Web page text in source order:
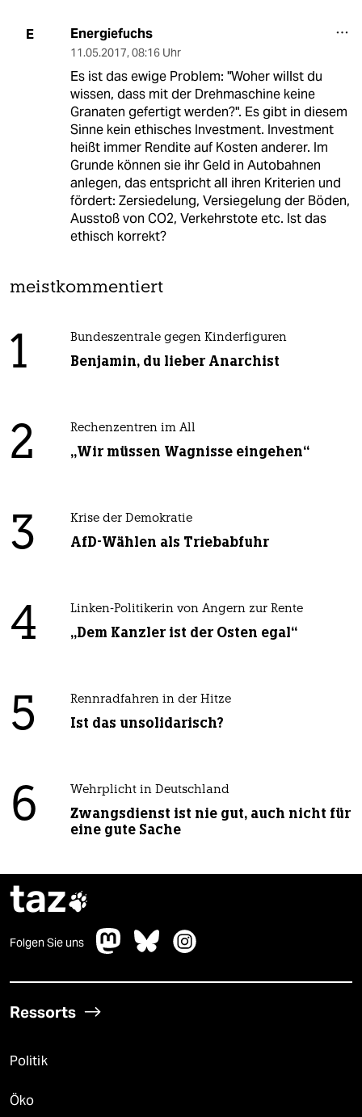
E Energiefuchs
11.05.2017, 08:16 Uhr
Es ist das ewige Problem: "Woher willst du
wissen, dass mit der Drehmaschine keine
Granaten gefertigt werden?". Es gibt in diesem
Sinne kein ethisches Investment. Investment
heißt immer Rendite auf Kosten anderer. Im
Grunde können sie ihr Geld in Autobahnen
anlegen, das entspricht all ihren Kriterien und
fördert: Zersiedelung, Versiegelung der Böden,
Ausstoß von CO2, Verkehrstote etc. Ist das
ethisch korrekt?
meistkommentiert
1 Bundeszentrale gegen Kinderfiguren
Benjamin, du lieber Anarchist
2 Rechenzentren im All
„Wir müssen Wagnisse eingehen“
3 Krise der Demokratie
AfD-Wählen als Triebabfuhr
4 Linken-Politikerin von Angern zur Rente
„Dem Kanzler ist der Osten egal“
5 Rennradfahren in der Hitze
Ist das unsolidarisch?
6 Wehrplicht in Deutschland
Zwangsdienst ist nie gut, auch nicht für
eine gute Sache
taz
Folgen Sie uns
Ressorts
Politik
Öko